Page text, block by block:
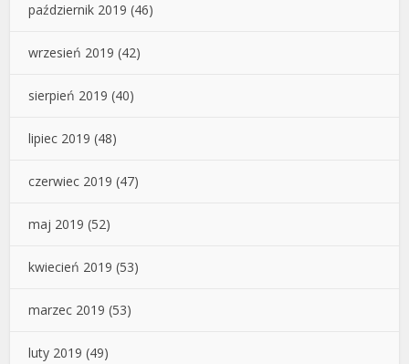
październik 2019 (46)
wrzesień 2019 (42)
sierpień 2019 (40)
lipiec 2019 (48)
czerwiec 2019 (47)
maj 2019 (52)
kwiecień 2019 (53)
marzec 2019 (53)
luty 2019 (49)